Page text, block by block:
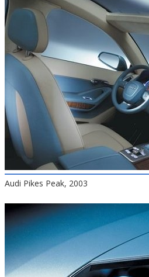
Audi Pikes Peak, 2003